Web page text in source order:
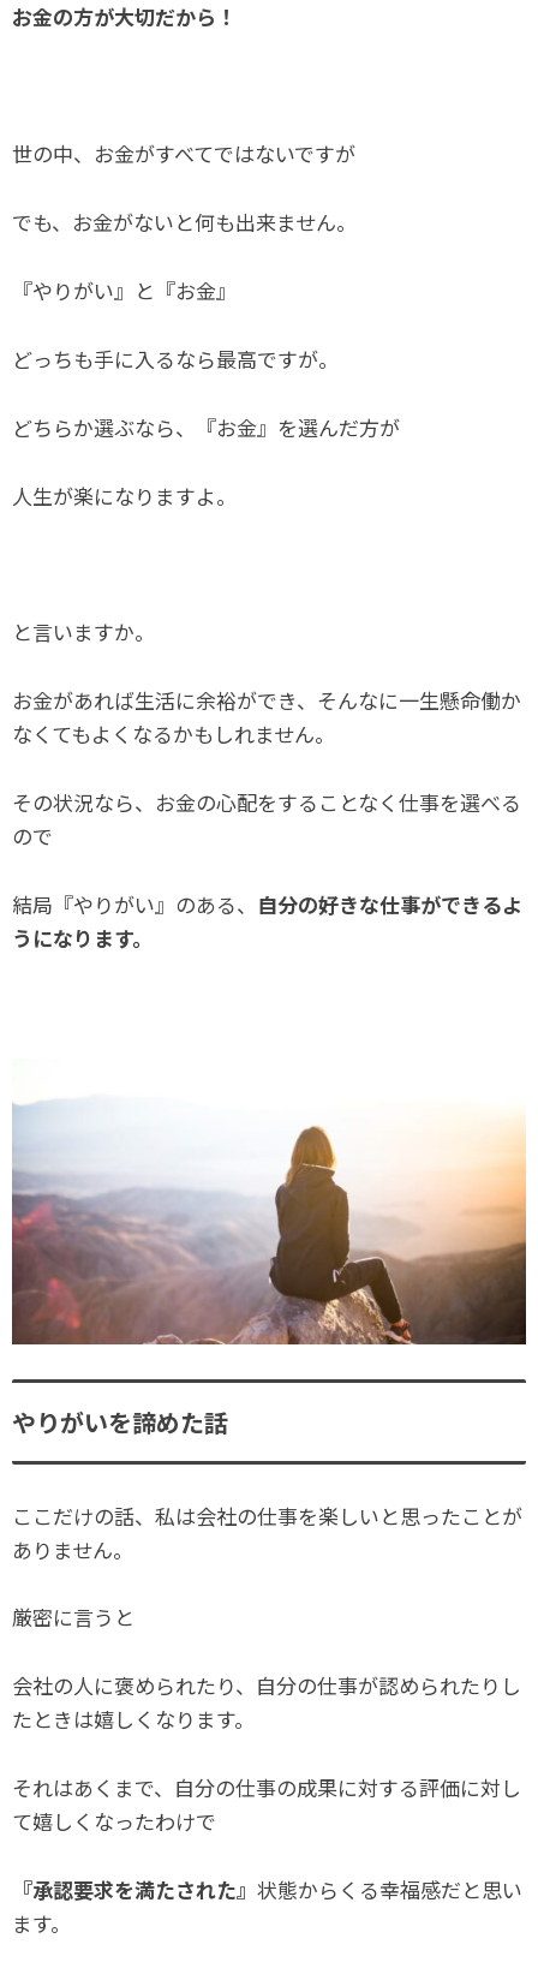
お金の方が大切だから！
世の中、お金がすべてではないですが
でも、お金がないと何も出来ません。
『やりがい』と『お金』
どっちも手に入るなら最高ですが。
どちらか選ぶなら、『お金』を選んだ方が
人生が楽になりますよ。
と言いますか。
お金があれば生活に余裕ができ、そんなに一生懸命働か
なくてもよくなるかもしれません。
その状況なら、お金の心配をすることなく仕事を選べる
ので
結局『やりがい』のある、 自分の好きな仕事ができるよ
うになります。
やりがいを諦めた話
ここだけの話、私は会社の仕事を楽しいと思ったことが
ありません。
厳密に言うと
会社の人に褒められたり、自分の仕事が認められたりし
たときは嬉しくなります。
それはあくまで、自分の仕事の成果に対する評価に対し
て嬉しくなったわけで
『承認要求を満たされた』 状態からくる幸福感だと思い
ます。